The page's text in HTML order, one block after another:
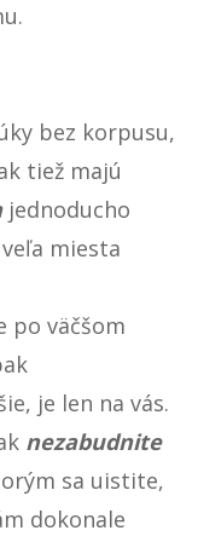
bez korpusu,
tiež majú
jednoducho
miesta
po väčšom
je len na vás.
nezabudnite
sa uistite,
dokonale